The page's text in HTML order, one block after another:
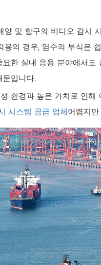
양 및 항구의 비디오 감시
용의 경우, 염수의 부식은
한 실내 응용 분야에서
입니다.
환경과 높은 가치로 인
시스템 공급 업체어렵지